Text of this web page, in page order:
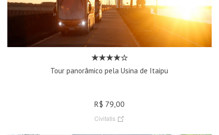
Tour panorâmico pela Usina de Itaipu
R$ 79,00
Civitatis